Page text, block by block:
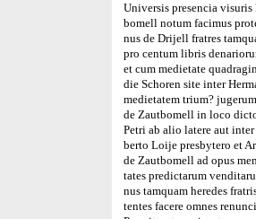
Universis presencia
bomell notum facimus
nus de Drijell fratres
pro centum libris
et cum medietate
die Schoren site inter
medietatem trium?
de Zautbomell in loco
Petri ab alio latere aut
berto Loije presbytero et
de Zautbomell ad opus
tates predictarum
nus tamquam heredes
tentes facere omnes